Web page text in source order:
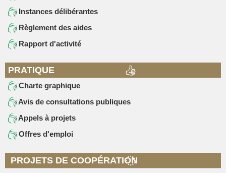
Instances délibérantes
Règlement des aides
Rapport d'activité
PRATIQUE
Charte graphique
Avis de consultations publiques
Appels à projets
Offres d'emploi
PROJETS DE COOPÉRATION